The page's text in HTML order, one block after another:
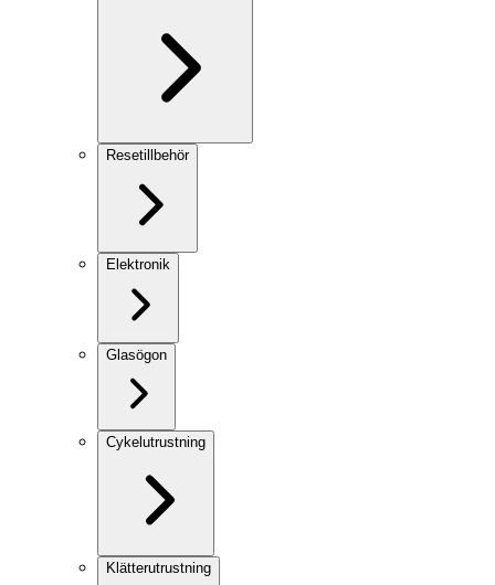
Resetillbehör
Elektronik
Glasögon
Cykelutrustning
Klätterutrustning